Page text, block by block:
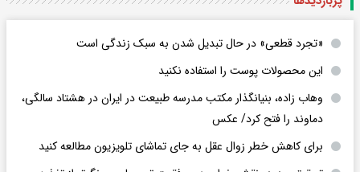
«تجرد قطعی» در حال تبدیل شدن به سبک زندگی است
این محصولات پوست را استفاده نکنید
وهاب زاده، بنیانگذار مکتب مدرسه طبیعت در ایران در هشتاد سالگی،
دماوند را فتح کرد/ عکس
برای کاهش خطر زوال عقل به جای تماشای تلویزیون مطالعه کنید